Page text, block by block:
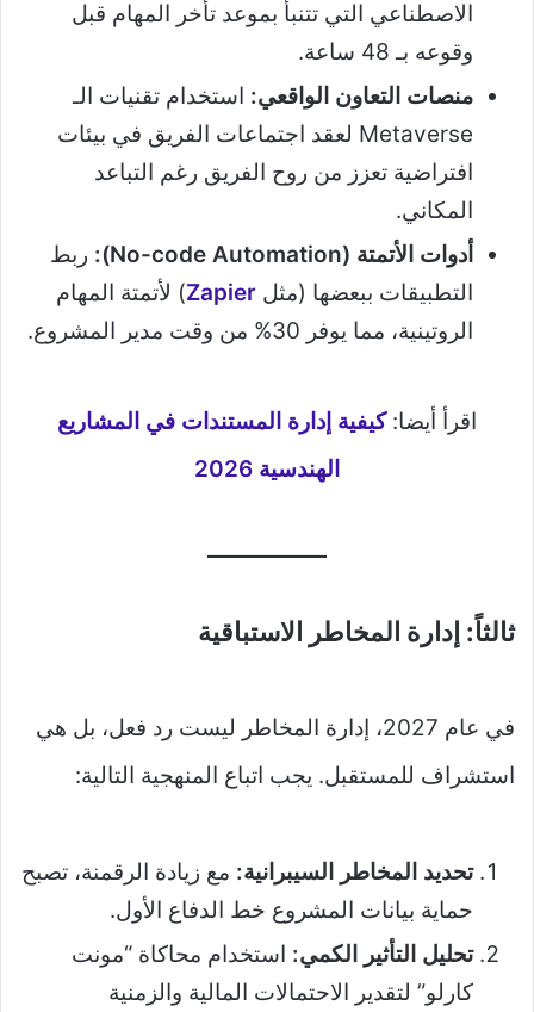
الاصطناعي التي تتنبأ بموعد تأخر المهام قبل
وقوعه بـ 48 ساعة.
منصات التعاون الواقعي: استخدام تقنيات الـ
Metaverse لعقد اجتماعات الفريق في بيئات
افتراضية تعزز من روح الفريق رغم التباعد
المكاني.
أدوات الأتمتة (No-code Automation):
ربط
التطبيقات ببعضها (مثل Zapier) لأتمتة المهام
الروتينية، مما يوفر 30% من وقت مدير المشروع.
اقرأ أيضا:كيفية إدارة المستندات في المشاريع
الهندسية 2026
ثالثاً: إدارة المخاطر الاستباقية
في عام 2027، إدارة المخاطر ليست رد فعل، بل هي
استشراف للمستقبل. يجب اتباع المنهجية التالية:
تحديد المخاطر السيبرانية: مع زيادة الرقمنة، تصبح
حماية بيانات المشروع خط الدفاع الأول.
تحليل التأثير الكمي: استخدام محاكاة “مونت
كارلو” لتقدير الاحتمالات المالية والزمنية